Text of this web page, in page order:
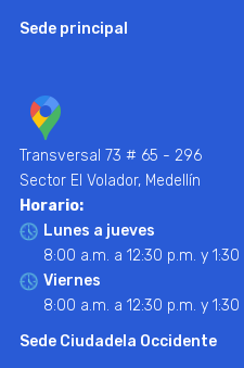
Sede principal
Transversal 73 # 65 - 296
Sector El Volador, Medellín
Horario:
Lunes a jueves
8:00 a.m. a 12:30 p.m. y 1:30
Viernes
8:00 a.m. a 12:30 p.m. y
Sede Ciudadela Occidente